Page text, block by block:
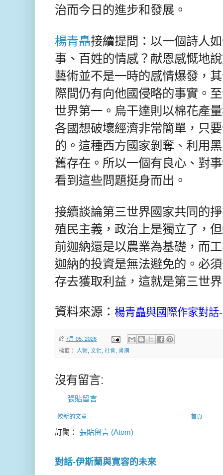
治而今日的進步和發展。
楊青矗接續提問：以一個詩人
事、百姓的情感？献恩感慨地
藝術並不是一時的感情爆發，
際間仍有向他國侵略的事實。
世界第一。烏干達則以棉花產
各國想破壞經濟非常簡單，只
的。這種西方國家剝奪、利用
舊存在。所以一個有良心、對
看到這些問題挺身而出。
接續談論第三世界國家共同的
殖民主義，政治上是獨立了，
前迦納還是以農業為基礎，而
迦納的投資是無法避免的。必
存去獲取利益，這就是第三世
資料來源： 楊青矗與國際作家對
於 7月 05, 2026
標籤： 人物 文化 社會 書摘
沒有留言:
張貼留言
較新的文章 首頁
訂閱： 張貼留言 (Atom)
對話-伊斯蘭與寛容的未來